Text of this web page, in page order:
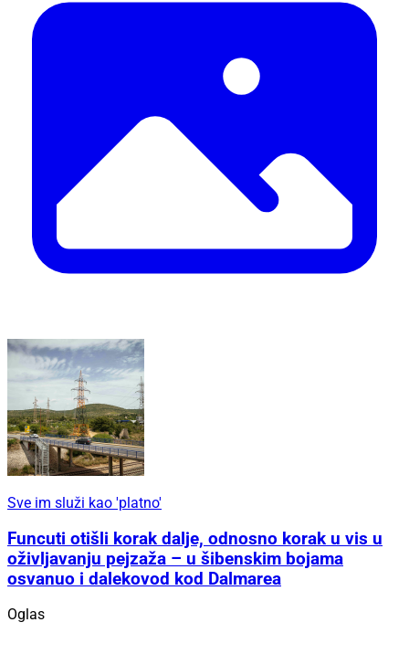
Sve im služi kao 'platno'
Funcuti otišli korak dalje, odnosno korak u vis u
oživljavanju pejzaža – u šibenskim bojama
osvanuo i dalekovod kod Dalmarea
Oglas